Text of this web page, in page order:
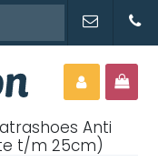
Anti
t/m 25cm)